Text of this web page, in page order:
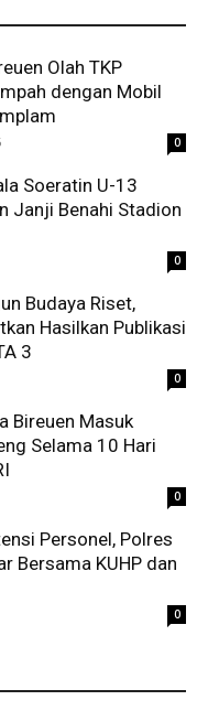
Olah TKP
dengan Mobil
0
Soeratin U-13
Janji Benahi Stadion
0
Budaya Riset,
Hasilkan Publikasi
3
0
Bireuen Masuk
Selama 10 Hari
0
Personel, Polres
Bersama KUHP dan
0